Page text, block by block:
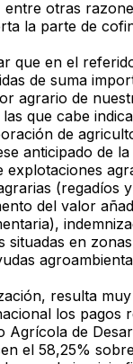
otras
la parte de
que en el
de suma
agrario de
que cabe
de
anticipado de
explotaciones
(regadíos
del valor
situadas en
resulta
los pagos
Agrícola de
el 58,25%